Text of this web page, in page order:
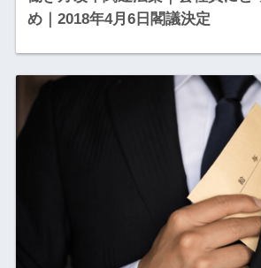
め｜2018年4月6日閣議決定